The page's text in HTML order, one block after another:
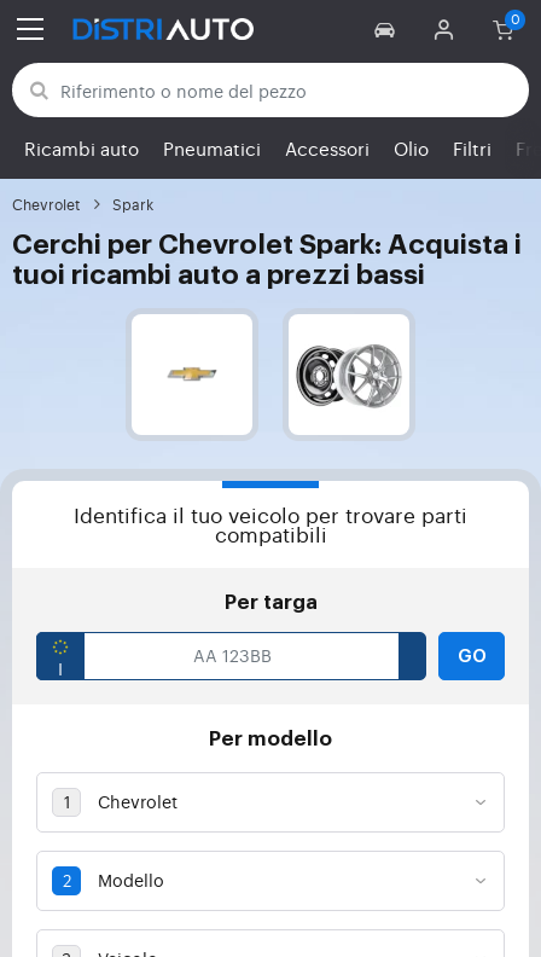
Torna alle categorie
Ricambi auto Pneumatici Accessori Olio Filtri
Chevrolet Spark
Cerchi per Chevrolet Spark: Acquista i
tuoi ricambi auto a prezzi bassi
Identifica il tuo veicolo per trovare parti
compatibili
Per targa
GO
Per modello